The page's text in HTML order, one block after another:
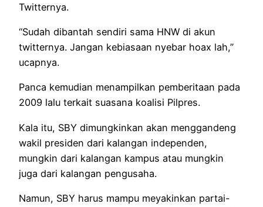
Twitternya.
“Sudah dibantah sendiri sama HNW di akun
twitternya. Jangan kebiasaan nyebar hoax lah,”
ucapnya.
Panca kemudian menampilkan pemberitaan pada
2009 lalu terkait suasana koalisi Pilpres.
Kala itu, SBY dimungkinkan akan menggandeng
wakil presiden dari kalangan independen,
mungkin dari kalangan kampus atau mungkin
juga dari kalangan pengusaha.
Namun, SBY harus mampu meyakinkan partai-